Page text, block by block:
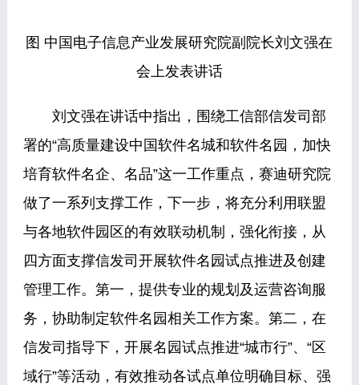
图 中国电子信息产业发展研究院副院长刘文强在
会上发表讲话
刘文强在讲话中指出，围绕工信部信发司部
署的“高质量建设中国软件名城和软件名园，加快
培育软件名企、名品”这一工作重点，赛迪研究院
做了一系列支撑工作，下一步，将充分利用联盟
与各地软件园区的有效联动机制，强化衔接，从
四方面支撑信发司开展软件名园试点推进及创建
管理工作。第一，提供专业的规划及运营咨询服
务，协助制定软件名园相关工作方案。第二，在
信发司指导下，开展名园试点推进“城市行”、“区
域行”等活动，有效推动各试点单位明确目标、强